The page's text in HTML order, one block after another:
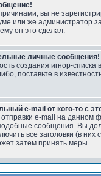
вы не
или же администратор
он это сделал.
личные сообщения!
создания игнор-
поставьте в
e-mail от кого-то с
e-mail на данном
сообщения. Вы
все заголовки (в
затем принять меры.